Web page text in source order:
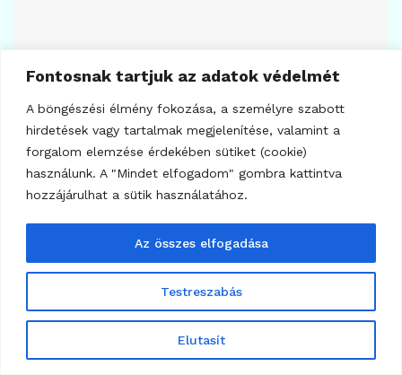
Fontosnak tartjuk az adatok védelmét
A böngészési élmény fokozása, a személyre szabott
hirdetések vagy tartalmak megjelenítése, valamint a
forgalom elemzése érdekében sütiket (cookie)
használunk. A "Mindet elfogadom" gombra kattintva
hozzájárulhat a sütik használatához.
Testreszabás
Elutasít
Az összes elfogadása
KRIPTOVALUTA HÍREK
ADA és HYPE a Bitcoin előtt
2026.08.04.